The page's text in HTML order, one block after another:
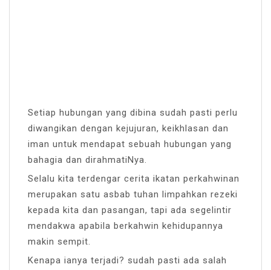
Setiap hubungan yang dibina sudah pasti perlu
diwangikan dengan kejujuran, keikhlasan dan
iman untuk mendapat sebuah hubungan yang
bahagia dan dirahmatiNya.
Selalu kita terdengar cerita ikatan perkahwinan
merupakan satu asbab tuhan limpahkan rezeki
kepada kita dan pasangan, tapi ada segelintir
mendakwa apabila berkahwin kehidupannya
makin sempit.
Kenapa ianya terjadi? sudah pasti ada salah